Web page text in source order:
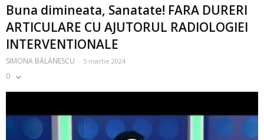
Buna dimineata, Sanatate! FARA DURERI
ARTICULARE CU AJUTORUL RADIOLOGIEI
INTERVENTIONALE
SIMONA BĂLĂNESCU - 5 martie 2024
0